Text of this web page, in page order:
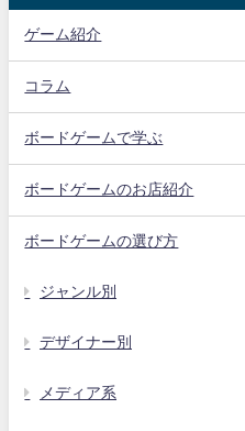
ゲーム紹介
コラム
ボードゲームで学ぶ
ボードゲームのお店紹介
ボードゲームの選び方
ジャンル別
デザイナー別
メディア系